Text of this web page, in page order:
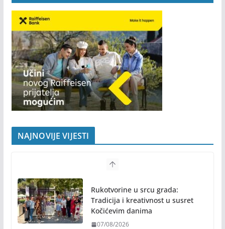
NAJNOVIJE VIJESTI
Rukotvorine u srcu grada:
Tradicija i kreativnost u susret
Kočićevim danima
07/08/2026